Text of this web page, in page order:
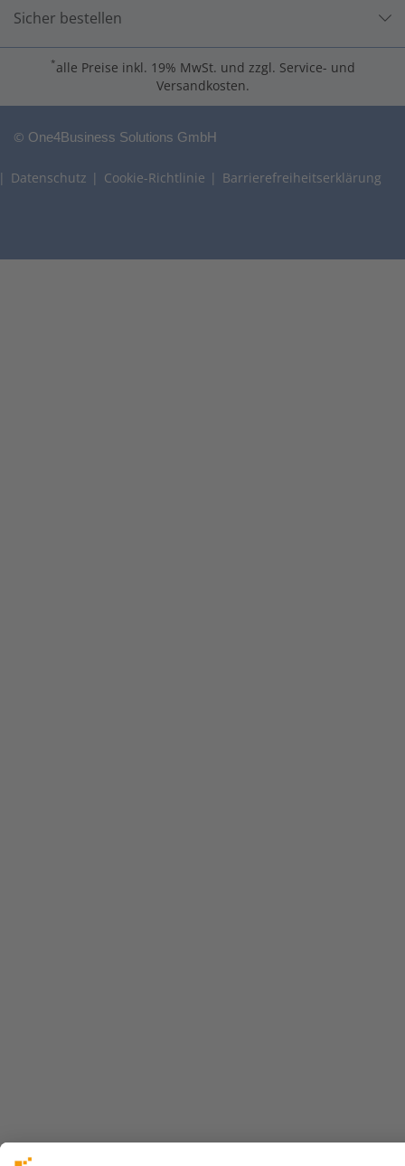
Sicher bestellen
*alle Preise inkl. 19% MwSt. und zzgl. Service- und
Versandkosten.
© One4Business Solutions GmbH
Datenschutz Cookie-Richtlinie Barrierefreiheitserklärung